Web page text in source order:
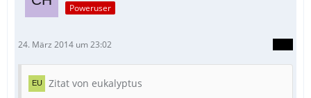
Poweruser
24. März 2014 um 23:02
Zitat von eukalyptus